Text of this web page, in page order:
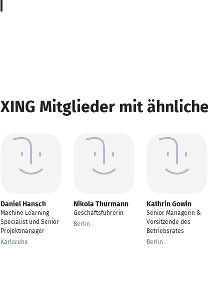
XING Mitglieder mit
Daniel Hansch
Machine Learning
Specialist und Senior
Projektmanager
Karlsruhe
Nikola Thurmann
Geschäftsführerin
Berlin
Kathrin Gowin
Senior Managerin &
Vorsitzende des
Betriebsrates
Berlin